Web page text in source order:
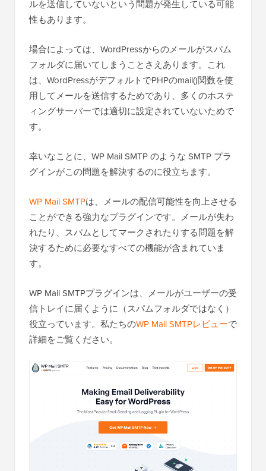
ルを送信していないという問題が発生している可能
性もあります。
場合によっては、WordPressからのメールがスパム
フォルダに届いてしまうことさえあります。これ
は、WordPressがデフォルトでPHPのmail()関数を使
用してメールを送信するためであり、多くのホステ
ィングサーバーでは適切に設定されていないためで
す。
幸いなことに、WP Mail SMTP のような SMTP プラ
グインがこの問題を解決するのに役立ちます。
WP Mail SMTPは、メールの配信可能性を向上させる
ことができる強力なプラグインです。メールが失わ
れたり、スパムとしてマークされたりする問題を解
決するために必要なすべての機能が含まれていま
す。
WP Mail SMTPプラグインは、メールがユーザーの受
信トレイに届くように（スパムフォルダではなく）
役立っています。私たちのWP Mail SMTPレビューで
詳細をご覧ください。